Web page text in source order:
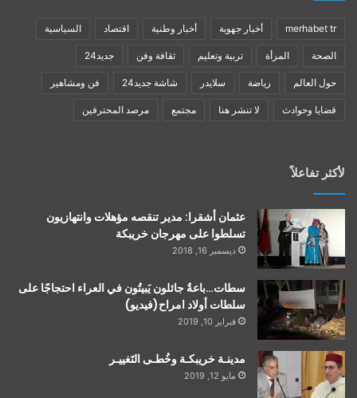
merhabet tr أخبار جهوية أخبار وطنية اقتصاد السياسية
الصحة المرأة تربية وتعليم ثقافة وفن جديد24
حول العالم رياضة سلايدر شاشة جديد24 فن ومشاهير
قضايا وحوادث لا تنشر هنا مجتمع مرصد المحترفين
لأكثر تفاعلاً
عثمان أشقرا: مدير تنقصه مؤهلات وانتهازيون
تسلطوا على مهرجان خريبكة
ديسمبر 16, 2018
سطات…باعةٌ جائلون يَبيتُون في العراء احتجاجًا على
سلطات أولاد امراح(فيديو)
فبراير 10, 2019
مدينـة خريبكـة وخُطـى التَغييـر
مايو 12, 2019